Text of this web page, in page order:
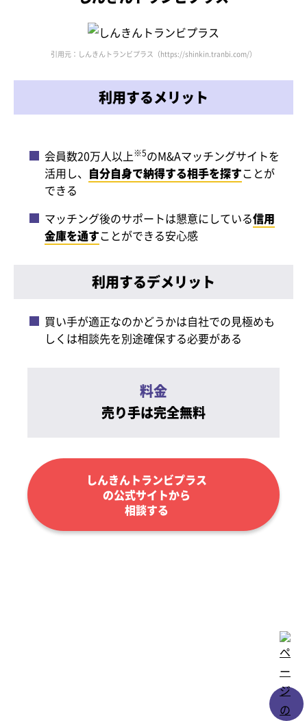
引用元：しんきんトランビプラス（https://shinkin.tranbi.com/）
利用するメリット
会員数20万人以上※5のM&Aマッチングサイトを
活用し、 自分自身で納得する相手を探すことが
できる
マッチング後のサポートは懇意にしている信用
金庫を通すことができる安心感
利用するデメリット
買い手が適正なのかどうかは自社での見極めも
しくは相談先を別途確保する必要がある
料金
売り手は完全無料
しんきんトランビプラス
の公式サイトから
相談する
https://www.nihon-ma.co.jp/groups/message.html）
https://www.nihon-ma.co.jp/service/fee/convey.html